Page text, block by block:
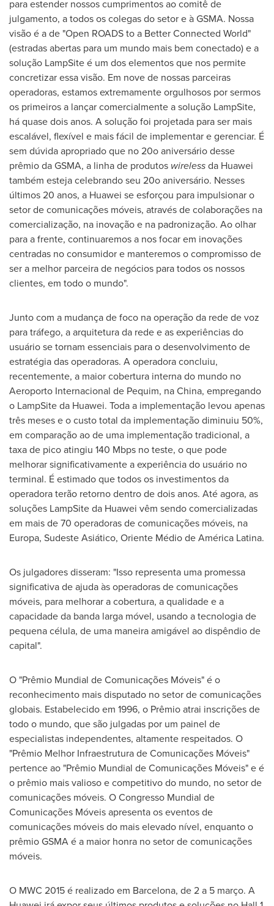
para estender nossos cumprimentos ao comitê de
julgamento, a todos os colegas do setor e à GSMA. Nossa
visão é a de "Open ROADS to a Better Connected World"
(estradas abertas para um mundo mais bem conectado) e a
solução LampSite é um dos elementos que nos permite
concretizar essa visão. Em nove de nossas parceiras
operadoras, estamos extremamente orgulhosos por sermos
os primeiros a lançar comercialmente a solução LampSite,
há quase dois anos. A solução foi projetada para ser mais
escalável, flexível e mais fácil de implementar e gerenciar. É
sem dúvida apropriado que no 20o aniversário desse
prêmio da GSMA, a linha de produtos wirelessda Huawei
também esteja celebrando seu 20o aniversário. Nesses
últimos 20 anos, a Huawei se esforçou para impulsionar o
setor de comunicações móveis, através de colaborações na
comercialização, na inovação e na padronização. Ao olhar
para a frente, continuaremos a nos focar em inovações
centradas no consumidor e manteremos o compromisso de
ser a melhor parceira de negócios para todos os nossos
clientes, em todo o mundo".
Junto com a mudança de foco na operação da rede de voz
para tráfego, a arquitetura da rede e as experiências do
usuário se tornam essenciais para o desenvolvimento de
estratégia das operadoras. A operadora concluiu,
recentemente, a maior cobertura interna do mundo no
Aeroporto Internacional de Pequim, naChina, empregando
o LampSite da Huawei. Toda a implementação levou apenas
três meses e o custo total da implementação diminuiu 50%,
em comparação ao de uma implementação tradicional, a
taxa de pico atingiu 140 Mbps no teste, o que pode
melhorar significativamente a experiência do usuário no
terminal. É estimado que todos os investimentos da
operadora terão retorno dentro de dois anos. Até agora, as
soluções LampSite da Huawei vêm sendo comercializadas
em mais de 70 operadoras de comunicações móveis, na
Europa, Sudeste Asiático, Oriente Médio de América Latina.
Os julgadores disseram: "Isso representa uma promessa
significativa de ajuda às operadoras de comunicações
móveis, para melhorar a cobertura, a qualidade e a
capacidade da banda larga móvel, usando a tecnologia de
pequena célula, de uma maneira amigável ao dispêndio de
capital".
O "Prêmio Mundial de Comunicações Móveis" é o
reconhecimento mais disputado no setor de comunicações
globais. Estabelecido em 1996, o Prêmio atrai inscrições de
todo o mundo, que são julgadas por um painel de
especialistas independentes, altamente respeitados. O
"Prêmio Melhor Infraestrutura de Comunicações Móveis"
pertence ao "Prêmio Mundial de Comunicações Móveis" e é
o prêmio mais valioso e competitivo do mundo, no setor de
comunicações móveis. O Congresso Mundial de
Comunicações Móveis apresenta os eventos de
comunicações móveis do mais elevado nível, enquanto o
prêmio GSMA é a maior honra no setor de comunicações
móveis.
O MWC 2015 é realizado em Barcelona, de 2 a 5 março. A